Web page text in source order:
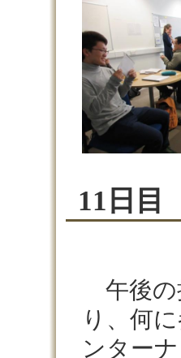
11日目
午後の
り、何
ンター